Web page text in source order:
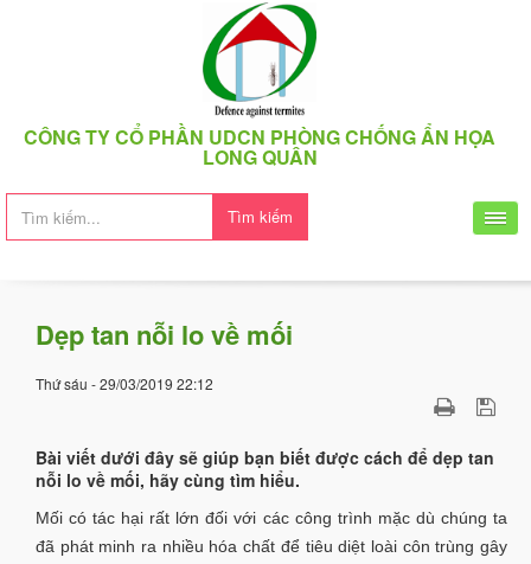
CÔNG TY CỔ PHẦN UDCN PHÒNG CHỐNG ẨN HỌA
LONG QUÂN
Tìm kiếm
Dẹp tan nỗi lo về mối
Thứ sáu - 29/03/2019 22:12
Bài viết dưới đây sẽ giúp bạn biết được cách để dẹp tan
nỗi lo về mối, hãy cùng tìm hiểu.
Mối có tác hại rất lớn đối với các công trình mặc dù chúng ta
đã phát minh ra nhiều hóa chất để tiêu diệt loài côn trùng gây